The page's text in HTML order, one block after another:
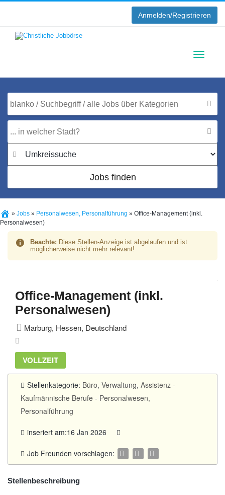
Anmelden/Registrieren
Jobs finden
» Jobs » Personalwesen, Personalführung » Office-Management (inkl.
Personalwesen)
Beachte: Diese Stellen-Anzeige ist abgelaufen und ist
möglicherweise nicht mehr relevant!
Office-Management (inkl.
Personalwesen)
Marburg, Hessen, Deutschland
VOLLZEIT
Stellenkategorie: Büro, Verwaltung, Assistenz -
Kaufmännische Berufe - Personalwesen,
Personalführung
inseriert am:16 Jan 2026
Job Freunden vorschlagen:
Stellenbeschreibung